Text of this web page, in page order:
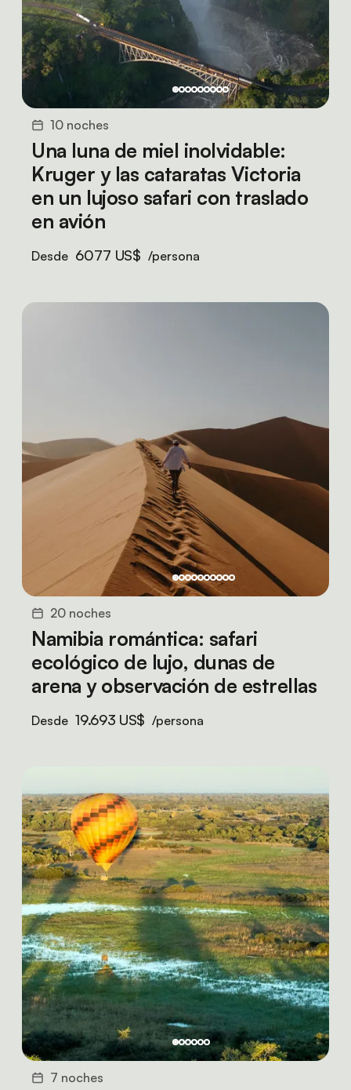
10 noches
Una luna de miel inolvidable:
Kruger y las cataratas Victoria
en un lujoso safari con traslado
en avión
Desde 6077 US$ /persona
20 noches
Namibia romántica: safari
ecológico de lujo, dunas de
arena y observación de estrellas
Desde 19.693 US$ /persona
7 noches